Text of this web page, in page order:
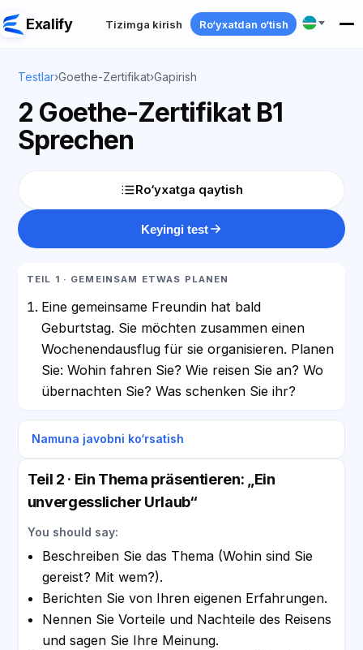
Exalify Tizimga kirish Ro‘yxatdan o‘tish
Testlar›Goethe-Zertifikat›Gapirish
2 Goethe-Zertifikat B1
Sprechen
Ro‘yxatga qaytish
Keyingi test
TEIL 1 · GEMEINSAM ETWAS PLANEN
Eine gemeinsame Freundin hat bald
Geburtstag. Sie möchten zusammen einen
Wochenendausflug für sie organisieren. Planen
Sie: Wohin fahren Sie? Wie reisen Sie an? Wo
übernachten Sie? Was schenken Sie ihr?
Namuna javobni ko‘rsatish
Teil 2 · Ein Thema präsentieren: „Ein
unvergesslicher Urlaub“
You should say:
Beschreiben Sie das Thema (Wohin sind Sie
gereist? Mit wem?).
Berichten Sie von Ihren eigenen Erfahrungen.
Nennen Sie Vorteile und Nachteile des Reisens
und sagen Sie Ihre Meinung.